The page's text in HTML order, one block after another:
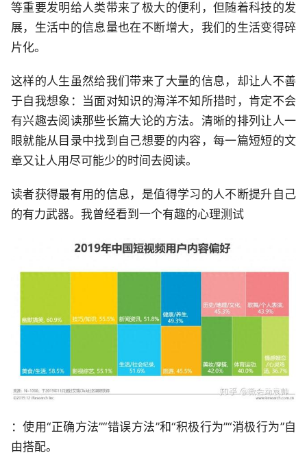
等重要发明给人类带来了极大的便利，但随着科技的发
展，生活中的信息量也在不断增大，我们的生活变得碎
片化。
这样的人生虽然给我们带来了大量的信息，却让人不善
于自我想象：当面对知识的海洋不知所措时，肯定不会
有兴趣去阅读那些长篇大论的方法。清晰的排列让人一
眼就能从目录中找到自己想要的内容，每一篇短短的文
章又让人用尽可能少的时间去阅读。
读者获得最有用的信息，是值得学习的人不断提升自己
的有力武器。我曾经看到一个有趣的心理测试
：使用“正确方法”“错误方法”和“积极行为”“消极行为”自
由搭配。